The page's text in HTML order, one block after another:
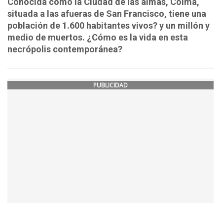
situada a las afueras de San Francisco, tiene una
población de 1.600 habitantes vivos? y un millón y
medio de muertos. ¿Cómo es la vida en esta
necrópolis contemporánea?
PUBLICIDAD